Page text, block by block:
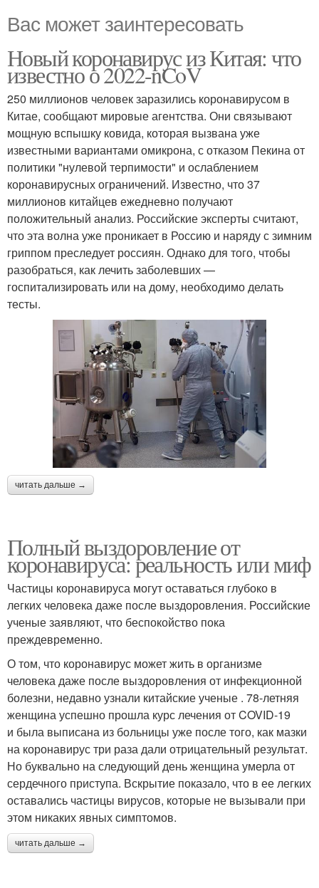
Вас может заинтересовать
Новый коронавирус из Китая: что
известно о 2022-nCoV
250 миллионов человек заразились коронавирусом в
Китае, сообщают мировые агентства. Они связывают
мощную вспышку ковида, которая вызвана уже
известными вариантами омикрона, с отказом Пекина от
политики "нулевой терпимости" и ослаблением
коронавирусных ограничений. Известно, что 37
миллионов китайцев ежедневно получают
положительный анализ. Российские эксперты считают,
что эта волна уже проникает в Россию и наряду с зимним
гриппом преследует россиян. Однако для того, чтобы
разобраться, как лечить заболевших —
госпитализировать или на дому, необходимо делать
тесты.
читать дальше →
Полный выздоровление от
коронавируса: реальность или миф
Частицы коронавируса могут оставаться глубоко в
легких человека даже после выздоровления. Российские
ученые заявляют, что беспокойство пока
преждевременно.
О том, что коронавирус может жить в организме
человека даже после выздоровления от инфекционной
болезни, недавно узнали китайские ученые . 78-летняя
женщина успешно прошла курс лечения от COVID-19
и была выписана из больницы уже после того, как мазки
на коронавирус три раза дали отрицательный результат.
Но буквально на следующий день женщина умерла от
сердечного приступа. Вскрытие показало, что в ее легких
оставались частицы вирусов, которые не вызывали при
этом никаких явных симптомов.
читать дальше →